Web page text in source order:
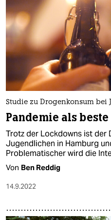
Studie zu Drogenkonsum bei
Pandemie als
Trotz der Lockdowns ist der
Jugendlichen in Hamburg
Problematischer wird die
Von Ben Reddig
14.9.2022